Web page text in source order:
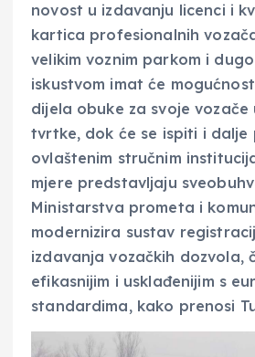
novost u izdavanju licenci i
kartica profesionalnih
velikim voznim parkom i
iskustvom imat će
dijela obuke za svoje
tvrtke, dok će se ispiti i
ovlaštenim stručnim
mjere predstavljaju
Ministarstva prometa i
modernizira sustav
izdavanja vozačkih dozvola,
efikasnijim i usklađenijim s
standardima, kako prenosi